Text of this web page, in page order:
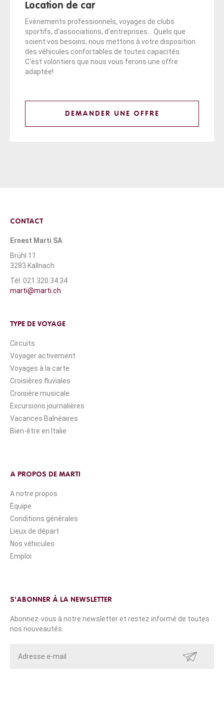
Location de car
Evènements professionnels, voyages de clubs
sportifs, d'associations, d'entreprises... Quels que
soient vos besoins, nous mettons à votre disposition
des véhicules confortables de toutes capacités.
C'est volontiers que nous vous ferons une offre
adaptée!
DEMANDER UNE OFFRE
CONTACT
Ernest Marti SA
Brühl 11
3283 Kallnach
Tél. 021 320 34 34
marti@marti.ch
TYPE DE VOYAGE
Circuits
Voyager activement
Voyages à la carte
Croisières fluviales
Croisière musicale
Excursions journalières
Vacances Balnéaires
Bien-être en Italie
A PROPOS DE MARTI
A notre propos
Équipe
Conditions générales
Lieux de départ
Nos véhicules
Emploi
S'ABONNER À LA NEWSLETTER
Abonnez-vous à notre newsletter et restez informé de toutes
nos nouveautés.
ENVOYER